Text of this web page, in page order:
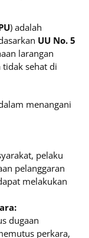
) adalah
UU No. 5
larangan
sehat di
menangani
pelaku
pelanggaran
melakukan
dugaan
perkara,